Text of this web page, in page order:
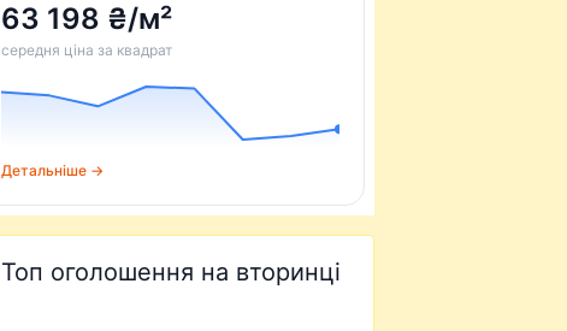
63 198 ₴/м²
середня ціна за квадрат
Детальніше →
Топ оголошення на вторинці